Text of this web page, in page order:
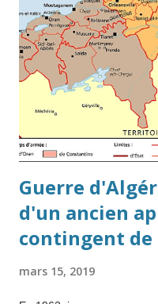
famille après une longue
sa famille habiter dans
Après avoir déménagé huit
dans sa maison
Guerre
d'un ancien
contingent de
mars 15, 2019